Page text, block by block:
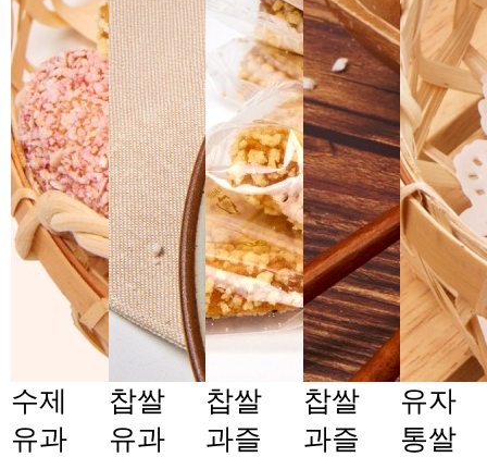
수제
유과
찹쌀
유과
찹쌀
과즐
찹쌀
과즐
유자
통쌀